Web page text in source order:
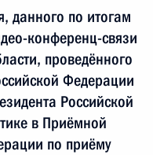
данного по итогам
конференц-связи
проведённого
Федерации
Российской
в Приёмной
по приёму